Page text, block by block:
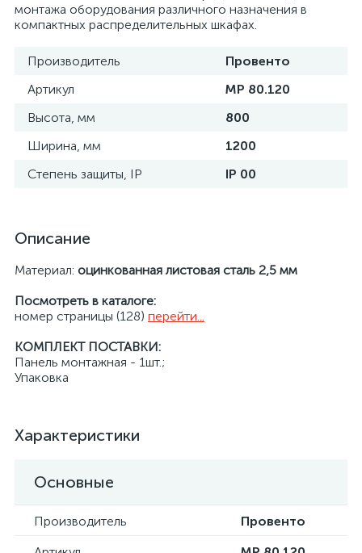
монтажа оборудования различного назначения в
компактных распределительных шкафах.
Производитель
Провенто
Артикул
MP 80.120
Высота, мм
800
Ширина, мм
1200
Степень защиты, IP
IP 00
Описание
Материал: оцинкованная листовая сталь 2,5 мм
Посмотреть в каталоге:
номер страницы (128) перейти...
КОМПЛЕКТ ПОСТАВКИ:
Панель монтажная - 1шт.;
Упаковка
Характеристики
Основные
Производитель
Провенто